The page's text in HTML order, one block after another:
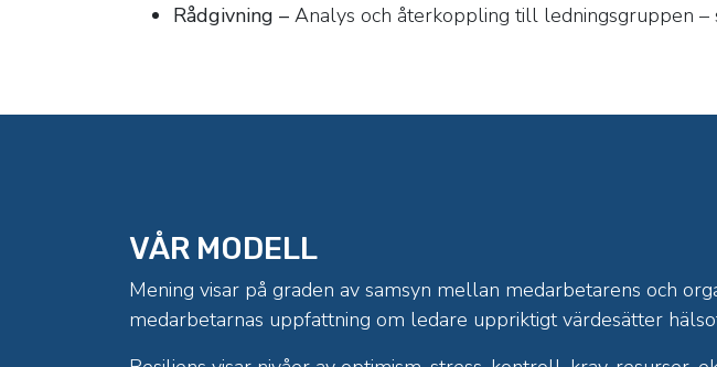
Rådgivning – Analys och återkoppling till ledningsgruppen –
VÅR MODELL
Mening visar på graden av samsyn mellan medarbetarens och
medarbetarnas uppfattning om ledare uppriktigt värdesätter